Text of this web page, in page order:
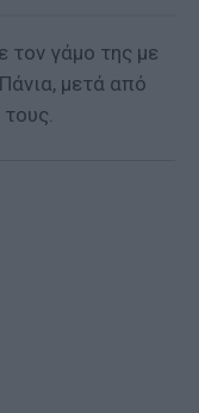
τον γάμο της με
μετά από